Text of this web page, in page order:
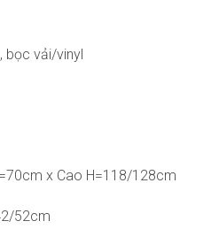
bọc vải/vinyl
x Cao H=118/128cm
52cm